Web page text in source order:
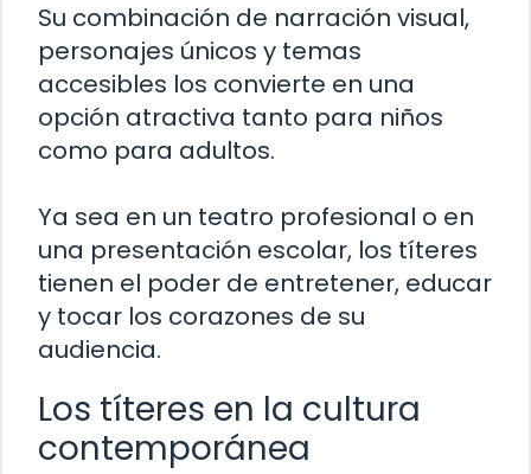
Su combinación de narración visual,
personajes únicos y temas
accesibles los convierte en una
opción atractiva tanto para niños
como para adultos.
Ya sea en un teatro profesional o en
una presentación escolar, los títeres
tienen el poder de entretener, educar
y tocar los corazones de su
audiencia.
Los títeres en la cultura
contemporánea